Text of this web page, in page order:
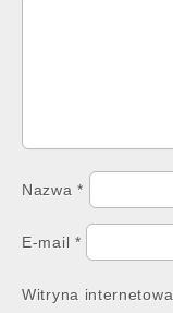
Nazwa*
E-mail *
Witryna internetowa